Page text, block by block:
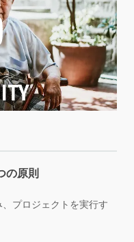
の原則
プロジェクトを実行す